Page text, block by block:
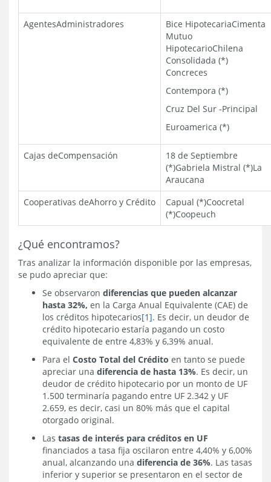
AgentesAdministradores
Bice HipotecariaCimenta
Mutuo
HipotecarioChilena
Consolidada (*)
Concreces
Contempora (*)
Cruz Del Sur -Principal
Euroamerica (*)
Cajas deCompensación
18 de Septiembre
(*)Gabriela Mistral (*)La
Araucana
Cooperativas deAhorro y Crédito
Capual (*)Coocretal
(*)Coopeuch
¿Qué encontramos?
Tras analizar la información disponible por las empresas,
se pudo apreciar que:
Se observaron diferencias que pueden alcanzar
hasta 32%, en la Carga Anual Equivalente (CAE) de
los créditos hipotecarios[1]. Es decir, un deudor de
crédito hipotecario estaría pagando un costo
equivalente de entre 4,83% y 6,39% anual.
Para el Costo Total del Crédito en tanto se puede
apreciar una diferencia de hasta 13%. Es decir, un
deudor de crédito hipotecario por un monto de UF
1.500 terminaría pagando entre UF 2.342 y UF
2.659, es decir, casi un 80% más que el capital
otorgado original.
Las tasas de interés para créditos en UF
financiados a tasa fija oscilaron entre 4,40% y 6,00%
anual, alcanzando una diferencia de 36%. Las tasas
inferior y superior se presentaron en el sector de